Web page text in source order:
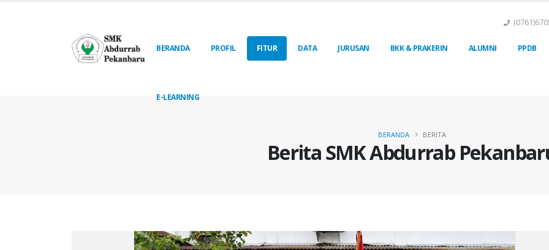
BERANDA PROFIL FITUR DATA JURUSAN BKK & PRAKERIN ALUMNI PPDB
E-LEARNING
Berita SMK Abdurrab
BERANDA BERITA